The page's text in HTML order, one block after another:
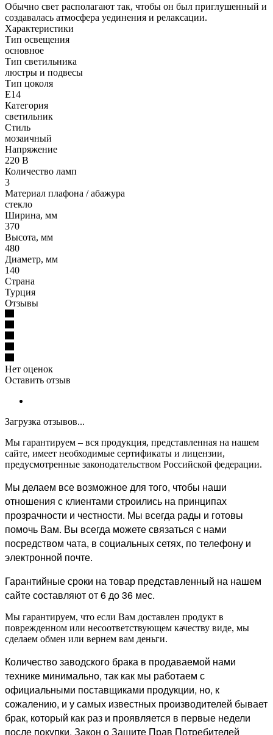
Обычно свет располагают так, чтобы он был приглушенный и
создавалась атмосфера уединения и релаксации.
Характеристики
Тип освещения
основное
Тип светильника
люстры и подвесы
Тип цоколя
E14
Категория
светильник
Стиль
мозаичный
Напряжение
220 В
Количество ламп
3
Материал плафона / абажура
стекло
Ширина, мм
370
Высота, мм
480
Диаметр, мм
140
Страна
Турция
Отзывы
Нет оценок
Оставить отзыв
Загрузка отзывов...
Мы гарантируем – вся продукция, представленная на нашем
сайте, имеет необходимые сертификаты и лицензии,
предусмотренные законодательством Российской федерации.
Мы делаем все возможное для того, чтобы наши
отношения с клиентами строились на принципах
прозрачности и честности. Мы всегда рады и готовы
помочь Вам. Вы всегда можете связаться с нами
посредством чата, в социальных сетях, по телефону и
электронной почте.
Гарантийные сроки на товар представленный на нашем
сайте составляют от 6 до 36 мес.
Мы гарантируем, что если Вам доставлен продукт в
поврежденном или несоответствующем качеству виде, мы
сделаем обмен или вернем вам деньги.
Количество заводского брака в продаваемой нами
технике минимально, так как мы работаем с
официальными поставщиками продукции, но, к
сожалению, и у самых известных производителей бывает
брак, который как раз и проявляется в первые недели
после покупки. Закон о Защите Прав Потребителей